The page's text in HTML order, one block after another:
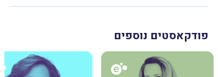
פודקאסטים נוספים